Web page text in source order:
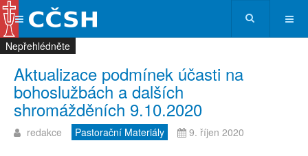
Aktualizace podmínek účasti na
bohoslužbách a dalších
shromážděních 9.10.2020
redakce Pastorační Materiály 9. říjen 2020
Nepřehlédněte
Nepřehlédněte
Nepřehlédněte
Nepřehlédněte